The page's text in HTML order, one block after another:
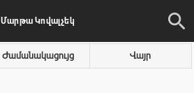
Մարթա Կովալչեկ
Ժամանակացույց Վայր